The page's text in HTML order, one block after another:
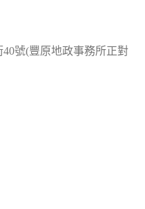
號(豐原地政事務所正對